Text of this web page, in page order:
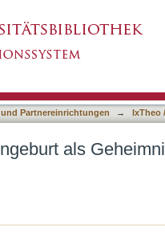
Partnereinrichtungen → IxTheo
als